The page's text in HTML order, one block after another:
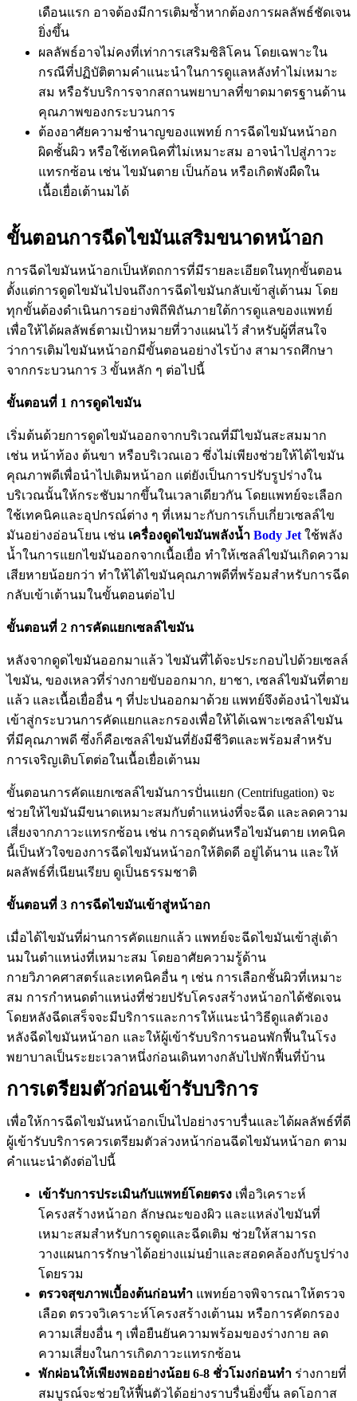
เดือนแรก อาจต้องมีการเติมซ้ำหากต้องการผลลัพธ์ชัดเจน
ยิ่งขึ้น
ผลลัพธ์อาจไม่คงที่เท่าการเสริมซิลิโคน โดยเฉพาะใน
กรณีที่ปฏิบัติตามคำแนะนำในการดูแลหลังทำไม่เหมาะ
สม หรือรับบริการจากสถานพยาบาลที่ขาดมาตรฐานด้าน
คุณภาพของกระบวนการ
ต้องอาศัยความชำนาญของแพทย์ การฉีดไขมันหน้าอก
ผิดชั้นผิว หรือใช้เทคนิคที่ไม่เหมาะสม อาจนำไปสู่ภาวะ
แทรกซ้อน เช่น ไขมันตาย เป็นก้อน หรือเกิดพังผืดใน
เนื้อเยื่อเต้านมได้
ขั้นตอนการฉีดไขมันเสริมขนาดหน้าอก​
การฉีดไขมันหน้าอกเป็นหัตถการที่มีรายละเอียดในทุกขั้นตอน
ตั้งแต่การดูดไขมันไปจนถึงการฉีดไขมันกลับเข้าสู่เต้านม โดย
ทุกขั้นต้องดำเนินการอย่างพิถีพิถันภายใต้การดูแลของแพทย์
เพื่อให้ได้ผลลัพธ์ตามเป้าหมายที่วางแผนไว้ สำหรับผู้ที่สนใจ
ว่าการเติมไขมันหน้าอกมีขั้นตอนอย่างไรบ้าง สามารถศึกษา
จากกระบวนการ 3 ขั้นหลัก ๆ ต่อไปนี้
ขั้นตอนที่ 1 การดูดไขมัน
เริ่มต้นด้วยการดูดไขมันออกจากบริเวณที่มีไขมันสะสมมาก
เช่น หน้าท้อง ต้นขา หรือบริเวณเอว ซึ่งไม่เพียงช่วยให้ได้ไขมัน
คุณภาพดีเพื่อนำไปเติมหน้าอก แต่ยังเป็นการปรับรูปร่างใน
บริเวณนั้นให้กระชับมากขึ้นในเวลาเดียวกัน โดยแพทย์จะเลือก
ใช้เทคนิคและอุปกรณ์ต่าง ๆ ที่เหมาะกับการเก็บเกี่ยวเซลล์ไข
มันอย่างอ่อนโยน เช่น เครื่องดูดไขมันพลังน้ำ Body Jet ใช้พลัง
น้ำในการแยกไขมันออกจากเนื้อเยื่อ ทำให้เซลล์ไขมันเกิดความ
เสียหายน้อยกว่า ทำให้ได้ไขมันคุณภาพดีที่พร้อมสำหรับการฉีด
กลับเข้าเต้านมในขั้นตอนต่อไป
ขั้นตอนที่ 2 การคัดแยกเซลล์ไขมัน
หลังจากดูดไขมันออกมาแล้ว ไขมันที่ได้จะประกอบไปด้วยเซลล์
ไขมัน, ของเหลวที่ร่างกายขับออกมาก, ยาชา, เซลล์ไขมันที่ตาย
แล้ว และเนื้อเยื่ออื่น ๆ ที่ปะปนออกมาด้วย แพทย์จึงต้องนำไขมัน
เข้าสู่กระบวนการคัดแยกและกรองเพื่อให้ได้เฉพาะเซลล์ไขมัน
ที่มีคุณภาพดี ซึ่งก็คือเซลล์ไขมันที่ยังมีชีวิตและพร้อมสำหรับ
การเจริญเติบโตต่อในเนื้อเยื่อเต้านม
ขั้นตอนการคัดแยกเซลล์ไขมันการปั่นแยก (Centrifugation) จะ
ช่วยให้ไขมันมีขนาดเหมาะสมกับตำแหน่งที่จะฉีด และลดความ
เสี่ยงจากภาวะแทรกซ้อน เช่น การอุดตันหรือไขมันตาย เทคนิค
นี้เป็นหัวใจของการฉีดไขมันหน้าอกให้ติดดี อยู่ได้นาน และให้
ผลลัพธ์ที่เนียนเรียบ ดูเป็นธรรมชาติ
ขั้นตอนที่ 3 การฉีดไขมันเข้าสู่หน้าอก
เมื่อได้ไขมันที่ผ่านการคัดแยกแล้ว แพทย์จะฉีดไขมันเข้าสู่เต้า
นมในตำแหน่งที่เหมาะสม โดยอาศัยความรู้ด้าน
กายวิภาคศาสตร์และเทคนิคอื่น ๆ เช่น การเลือกชั้นผิวที่เหมาะ
สม การกำหนดตำแหน่งที่ช่วยปรับโครงสร้างหน้าอกได้ชัดเจน
โดยหลังฉีดเสร็จจะมีบริการและการให้แนะนำวิธีดูแลตัวเอง
หลังฉีดไขมันหน้าอก และให้ผู้เข้ารับบริการนอนพักฟื้นในโรง
พยาบาลเป็นระยะเวลาหนึ่งก่อนเดินทางกลับไปพักฟื้นที่บ้าน
การเตรียมตัวก่อนเข้ารับบริการ​
เพื่อให้การฉีดไขมันหน้าอกเป็นไปอย่างราบรื่นและได้ผลลัพธ์ที่ดี
ผู้เข้ารับบริการควรเตรียมตัวล่วงหน้าก่อนฉีดไขมันหน้าอก ตาม
คำแนะนำดังต่อไปนี้
เข้ารับการประเมินกับแพทย์โดยตรง เพื่อวิเคราะห์
โครงสร้างหน้าอก ลักษณะของผิว และแหล่งไขมันที่
เหมาะสมสำหรับการดูดและฉีดเติม ช่วยให้สามารถ
วางแผนการรักษาได้อย่างแม่นยำและสอดคล้องกับรูปร่าง
โดยรวม
ตรวจสุขภาพเบื้องต้นก่อนทำ แพทย์อาจพิจารณาให้ตรวจ
เลือด ตรวจวิเคราะห์โครงสร้างเต้านม หรือการคัดกรอง
ความเสี่ยงอื่น ๆ เพื่อยืนยันความพร้อมของร่างกาย ลด
ความเสี่ยงในการเกิดภาวะแทรกซ้อน
พักผ่อนให้เพียงพออย่างน้อย 6-8 ชั่วโมงก่อนทำ ร่างกายที่
สมบูรณ์จะช่วยให้ฟื้นตัวได้อย่างราบรื่นยิ่งขึ้น ลดโอกาส